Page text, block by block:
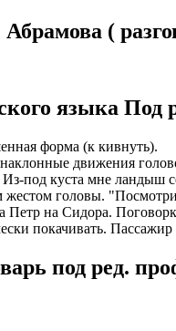
подробная
работодателя >
ДИСТАНЦИОННОЕ
дополнительные
соискатели с
банка на
НЕ ЗВОНИТЕ! Пишите.
но приветствуется на
продавец-
как Сбербанк, Газпром,
Банк.
(
языка
форма (к кивнуть).
движения
под куста мне ландыш
жестом головы.
Петр на Сидора.
покачивать. Пассажир
под ред.